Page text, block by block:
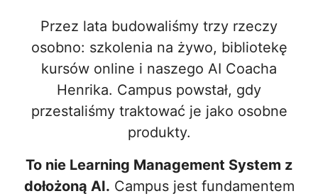
Przez lata budowaliśmy trzy rzeczy
osobno: szkolenia na żywo, bibliotekę
kursów online i naszego AI Coacha
Henrika. Campus powstał, gdy
przestaliśmy traktować je jako osobne
produkty.
To nie Learning Management System z
dołożoną AI. Campus jest fundamentem